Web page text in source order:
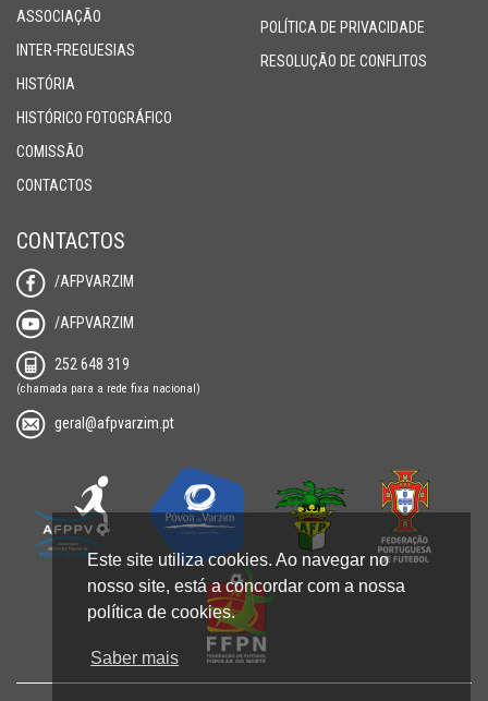
Este site utiliza cookies. Ao navegar no
nosso site, está a concordar com a nossa
política de cookies.
Saber mais
ASSOCIAÇÃO
INTER-FREGUESIAS
HISTÓRIA
HISTÓRICO FOTOGRÁFICO
COMISSÃO
CONTACTOS
POLÍTICA DE PRIVACIDADE
RESOLUÇÃO DE CONFLITOS
CONTACTOS
/AFPVARZIM
/AFPVARZIM
252 648 319
(chamada para a rede fixa nacional)
geral@afpvarzim.pt